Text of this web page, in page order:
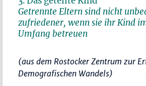
Getrennte Eltern sind nicht
zufriedener, wenn sie ihr Kind
Umfang betreuen
(aus dem Rostocker Zentrum zur
Demografischen Wandels)